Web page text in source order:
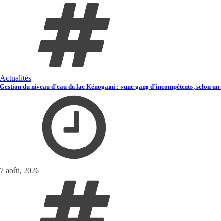
Actualités
Gestion du niveau d’eau du lac Kénogami : «une gang d’incompétent», selon
7 août, 2026